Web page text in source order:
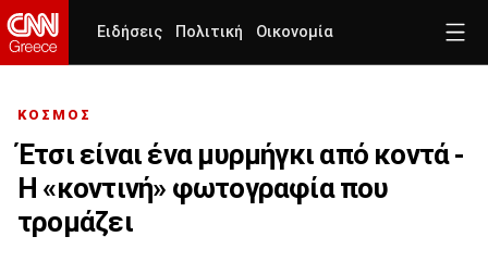
Ειδήσεις Πολιτική Οικονομία
ΚΟΣΜΟΣ
Έτσι είναι ένα μυρμήγκι από κοντά -
Η «κοντινή» φωτογραφία που
τρομάζει